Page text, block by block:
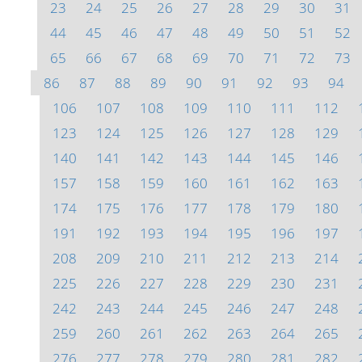
23 24 25 26 27 28 29 30
31
44
45 46 47 48 49 50 51
52
65
66 67 68 69 70 71 72
73
86
87 88 89 90 91 92 93
94
106
107 108 109 110 111 112
123
124 125 126 127 128 129
140
141 142 143 144 145 146
157
158 159 160 161 162 163
174
175 176 177 178 179 180
191
192 193 194 195 196 197
208
209 210 211 212 213 214
225
226 227 228 229 230 231
242
243 244 245 246 247 248
259
260 261 262 263 264 265